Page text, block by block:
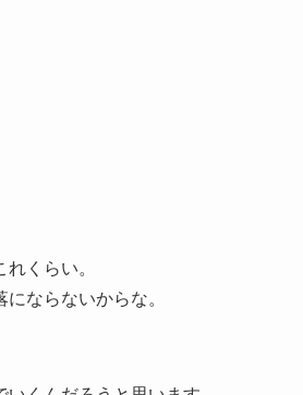
くらい。
ならないからな。